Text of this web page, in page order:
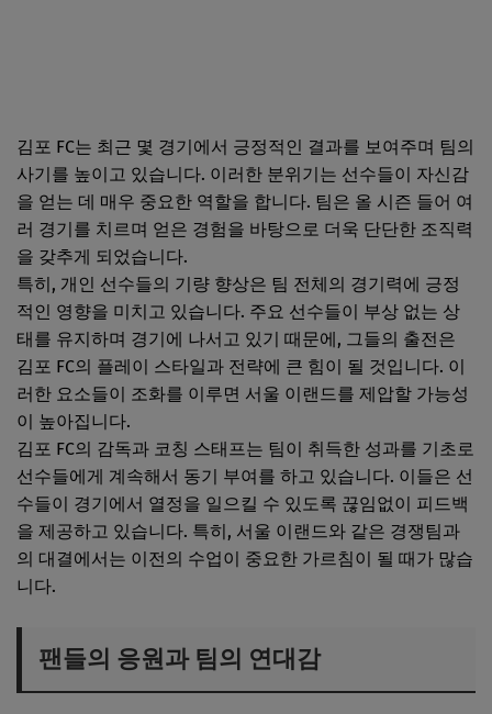
김포 FC는 최근 몇 경기에서 긍정적인 결과를 보여주며 팀의
사기를 높이고 있습니다. 이러한 분위기는 선수들이 자신감
을 얻는 데 매우 중요한 역할을 합니다. 팀은 올 시즌 들어 여
러 경기를 치르며 얻은 경험을 바탕으로 더욱 단단한 조직력
을 갖추게 되었습니다.
특히, 개인 선수들의 기량 향상은 팀 전체의 경기력에 긍정
적인 영향을 미치고 있습니다. 주요 선수들이 부상 없는 상
태를 유지하며 경기에 나서고 있기 때문에, 그들의 출전은
김포 FC의 플레이 스타일과 전략에 큰 힘이 될 것입니다. 이
러한 요소들이 조화를 이루면 서울 이랜드를 제압할 가능성
이 높아집니다.
김포 FC의 감독과 코칭 스태프는 팀이 취득한 성과를 기초로
선수들에게 계속해서 동기 부여를 하고 있습니다. 이들은 선
수들이 경기에서 열정을 일으킬 수 있도록 끊임없이 피드백
을 제공하고 있습니다. 특히, 서울 이랜드와 같은 경쟁팀과
의 대결에서는 이전의 수업이 중요한 가르침이 될 때가 많습
니다.
팬들의 응원과 팀의 연대감